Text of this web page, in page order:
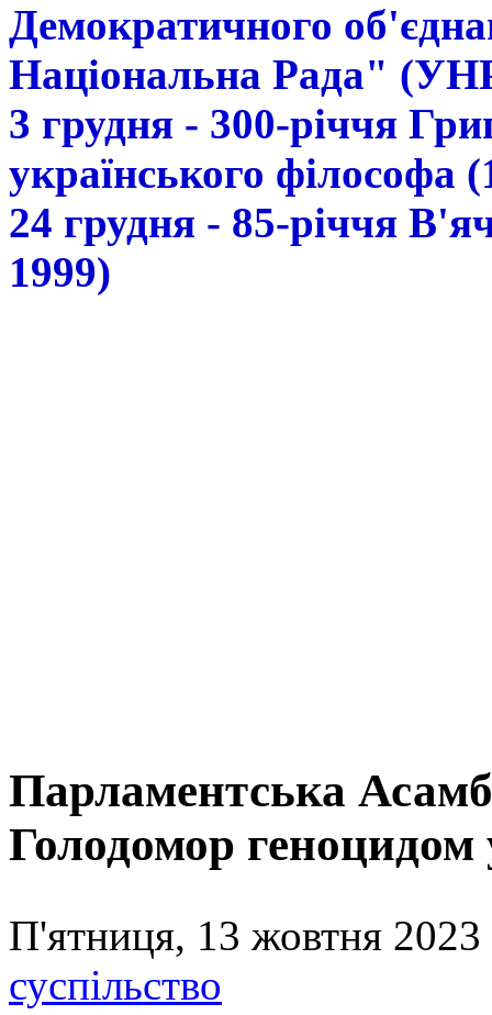
Демократичного
Національна Рада"
3 грудня - 300-річчя
українського філософа
24 грудня - 85-річчя
1999)
Парламентська
Голодомор геноцидом
П'ятниця, 13 жовтня
суспільство